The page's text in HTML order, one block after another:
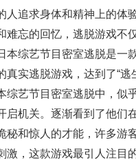
人追求身体和精神上的体
难忘的回忆，逃脱游戏不
本综艺节目密室逃脱是一
真实逃脱游戏，达到了“逃
综艺节目密室逃脱中，似
启机关。逐渐看到了他们
秘和惊人的才能，许多游
激，这款游戏最引人注目